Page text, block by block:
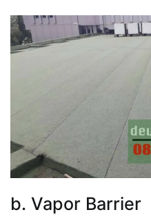
b. Vapor Barrier